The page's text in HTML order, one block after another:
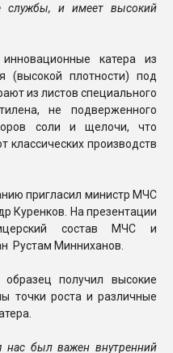
службы, и имеет высокий
катера из
(высокой плотности) под
из листов специального
не подверженного
соли и щелочи, что
классических производств
пригласил министр МЧС
Куренков. На презентации
состав МЧС и
Рустам Минниханов.
получил высокие
точки роста и различные
нас был важен внутренний